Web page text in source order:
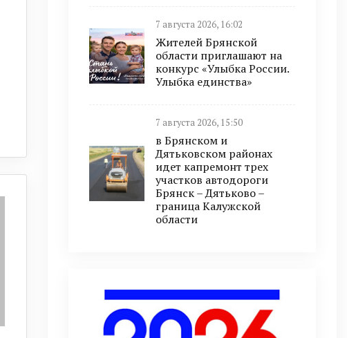
7 августа 2026, 16:02
Жителей Брянской
области приглашают на
конкурс «Улыбка России.
Улыбка единства»
7 августа 2026, 15:50
в Брянском и
Дятьковском районах
идет капремонт трех
участков автодороги
Брянск – Дятьково –
граница Калужской
области